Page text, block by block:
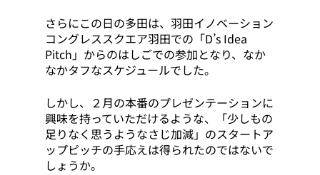
さらにこの日の多田は、羽田イノベーション
コングレススクエア羽田での「D’s Idea
Pitch」からのはしごでの参加となり、なか
なかタフなスケジュールでした。
しかし、２月の本番のプレゼンテーションに
興味を持っていただけるような、「少しもの
足りなく思うようなさじ加減」のスタートア
ップピッチの手応えは得られたのではないで
しょうか。